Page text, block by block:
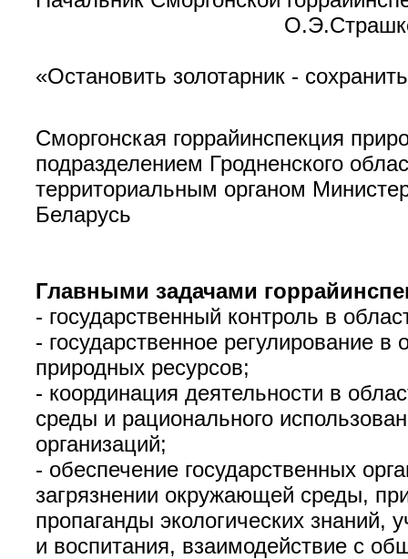
«Остановить золотарник -
Сморгонская горрайинспекция
подразделением Гродненского
территориальным органом
Беларусь
Главными задачами
- государственный контроль в
- государственное регулирование
природных ресурсов;
- координация деятельности в
среды и рационального
организаций;
- обеспечение государственных
загрязнении окружающей среды,
пропаганды экологических знаний,
и воспитания, взаимодействие с